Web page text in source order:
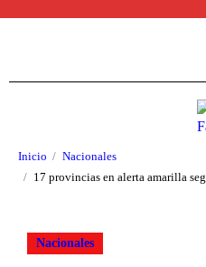
Inicio
Nacionales
17 provincias en alerta amarilla
Nacionales